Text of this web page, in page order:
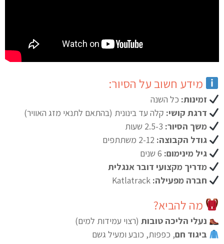
מידע חשוב על הסיור:
זמינות: כל השנה
דרגת קושי: קלה עד בינונית (בהתאם לתנאי מזג האוויר)
משך הסיור:
גודל הקבוצה:
גיל מינימום:
מדריך מקצועי דובר אנגלית
חברה מפעילה: Katlatrack
מה להביא?
נעלי הליכה טובות (רצוי עמידות למים)
ביגוד חם, כפפות, כובע ומעיל גשם